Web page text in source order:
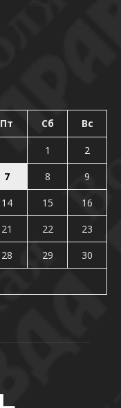
Пт Сб Вс
1
2
7 8
9
14 15
16
21 22
23
28 29
30